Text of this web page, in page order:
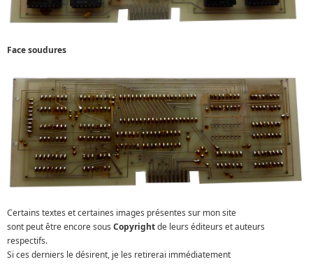
Face soudures
Certains textes et certaines images présentes sur mon site
sont peut être encore sous Copyrightde leurs éditeurs et auteurs
respectifs.
Si ces derniers le désirent, je les retirerai immédiatement